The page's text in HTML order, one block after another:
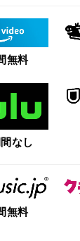
無料
なし
無料